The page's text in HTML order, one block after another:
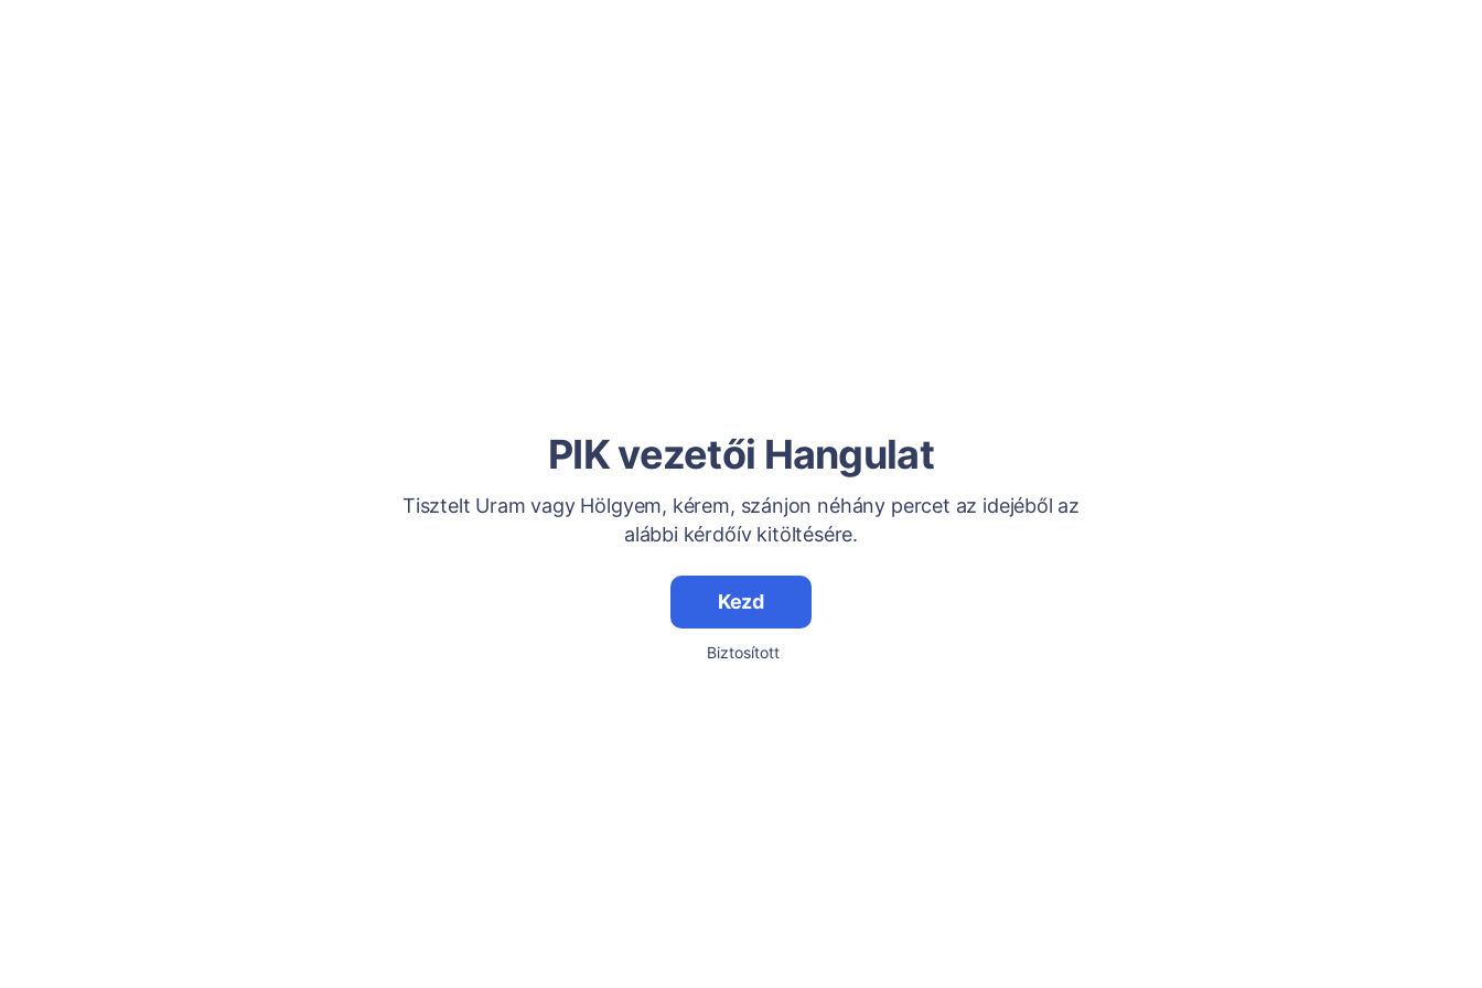
PIK vezetői Hangulat
Tisztelt Uram vagy Hölgyem, kérem, szánjon néhány percet az idejéből az
alábbi kérdőív kitöltésére.
Kezd
Biztosított